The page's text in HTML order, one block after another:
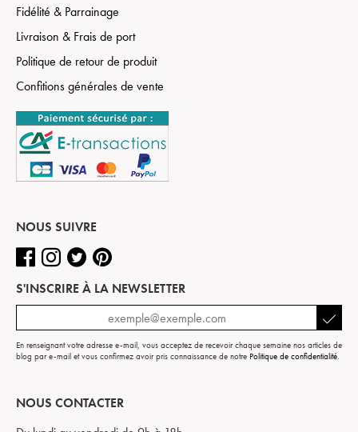
Fidélité & Parrainage
Livraison & Frais de port
Politique de retour de produit
Confitions générales de vente
NOUS SUIVRE
S'INSCRIRE À LA NEWSLETTER
En renseignant votre adresse e-mail, vous acceptez de recevoir chaque semaine nos articles de
blog par e-mail et vous confirmez avoir pris connaissance de notre Politique de confidentialité.
NOUS CONTACTER